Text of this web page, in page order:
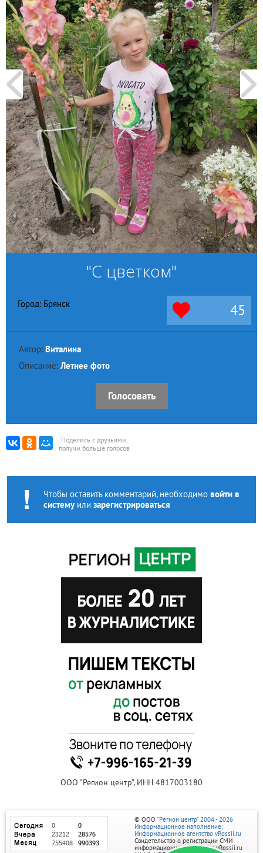
"С цветком"
Город: Брянск 45
Автор: Виталина
Описание: Летнее фото
Голосовать
Поделись с друзьями,
получи больше голосов
Чтобы оставить комментарий, необходимо войти в
системуили зарегистрироваться
ООО "Регион центр", ИНН 4817003180
© ООО "Регион центр" 2004 - 2026
Информационное наполнение:
Информационное агентство vRossii.ru
Свидетельство о регистрации СМИ
информационного агентства vRossii.ru